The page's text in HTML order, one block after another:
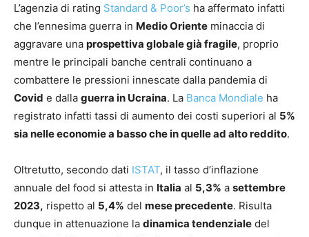
L’agenzia di rating Standard & Poor’s ha affermato infatti
che l’ennesima guerra in Medio Oriente minaccia di
aggravare una prospettiva globale già fragile, proprio
mentre le principali banche centrali continuano a
combattere le pressioni innescate dalla pandemia di
Covid e dalla guerra in Ucraina. La Banca Mondiale ha
registrato infatti tassi di aumento dei costi superiori al 5%
sia nelle economie a basso che in quelle ad alto reddito.
Oltretutto, secondo dati ISTAT, il tasso d’inflazione
annuale del food si attesta in Italia al 5,3% a settembre
2023, rispetto al 5,4% del mese precedente. Risulta
dunque in attenuazione la dinamica tendenziale del